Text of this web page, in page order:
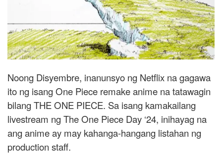
Noong Disyembre, inanunsyo ng Netflix na gagawa
ito ng isang One Piece remake anime na tatawagin
bilang THE ONE PIECE. Sa isang kamakailang
livestream ng The One Piece Day ‘24, inihayag na
ang anime ay may kahanga-hangang listahan ng
production staff.